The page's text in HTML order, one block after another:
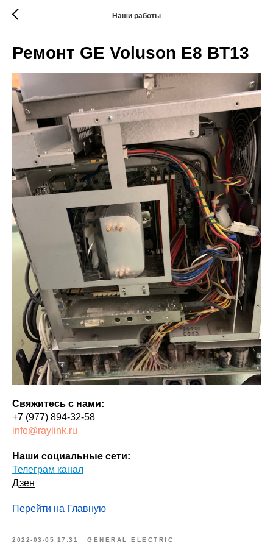
Наши работы
Ремонт GE Voluson E8 BT13
Свяжитесь с нами:
+7 (977) 894-32-58
info@raylink.ru
Наши социальные сети:
Телеграм канал
Дзен
Перейти на Главную
2022-03-05 17:31 GENERAL ELECTRIC